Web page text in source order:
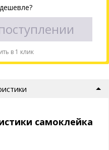
в 1 клик
самоклейка